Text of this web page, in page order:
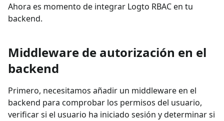
Ahora es momento de integrar Logto RBAC en tu
backend.
Middleware de autorización en el
backend
Primero, necesitamos añadir un middleware en el
backend para comprobar los permisos del usuario,
verificar si el usuario ha iniciado sesión y determinar si